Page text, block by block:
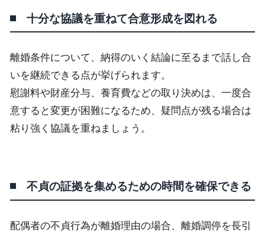
十分な協議を重ねて合意形成を図れる
離婚条件について、納得のいく結論に至るまで話し合
いを継続できる点が挙げられます。
慰謝料や財産分与、養育費などの取り決めは、一度合
意すると変更が困難になるため、疑問点が残る場合は
粘り強く協議を重ねましょう。
不貞の証拠を集めるための時間を確保できる
配偶者の不貞行為が離婚理由の場合、離婚調停を長引